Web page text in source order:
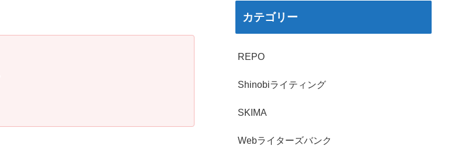
カテゴリー
REPO
Shinobiライティング
SKIMA
Webライターズバンク